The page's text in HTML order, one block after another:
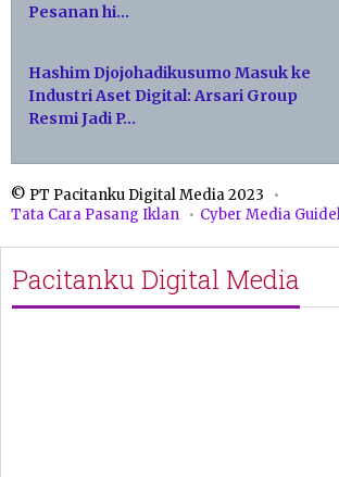
Pesanan hi…
Hashim Djojohadikusumo Masuk ke
Industri Aset Digital: Arsari Group
Resmi Jadi P…
© PT Pacitanku Digital Media 2023
Tata Cara Pasang Iklan
Cyber Media
Pacitanku Digital Media